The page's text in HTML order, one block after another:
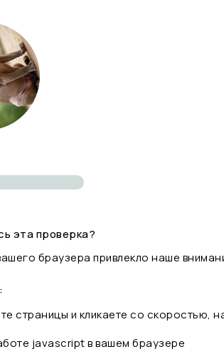
эта проверка?
браузера привлекло наше
страницы и кликаете со
javascript в вашем браузере